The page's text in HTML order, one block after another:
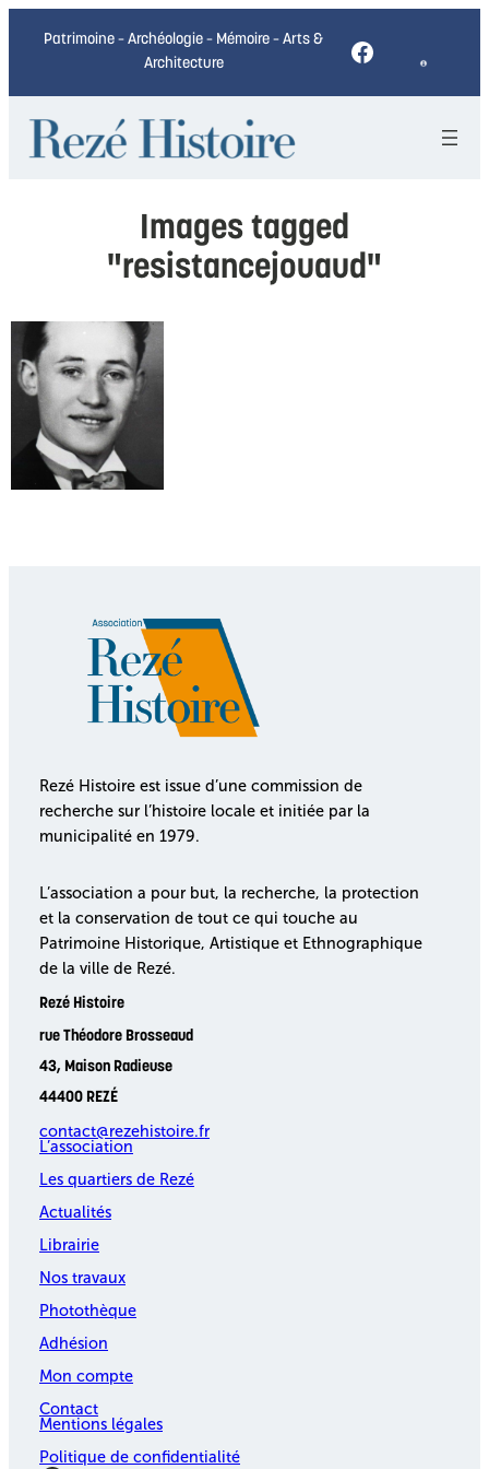
Patrimoine – Archéologie – Mémoire – Arts &
Architecture
Facebook
Images tagged
"resistancejouaud"
Rezé Histoire est issue d’une commission de
recherche sur l’histoire locale et initiée par la
municipalité en 1979.
L’association a pour but, la recherche, la protection
et la conservation de tout ce qui touche au
Patrimoine Historique, Artistique et Ethnographique
de la ville de Rezé.
Rezé Histoire
rue Théodore Brosseaud
43, Maison Radieuse
44400 REZÉ
contact@rezehistoire.fr
L’association
Les quartiers de Rezé
Actualités
Librairie
Nos travaux
Photothèque
Adhésion
Mon compte
Contact
Mentions légales
Politique de confidentialité